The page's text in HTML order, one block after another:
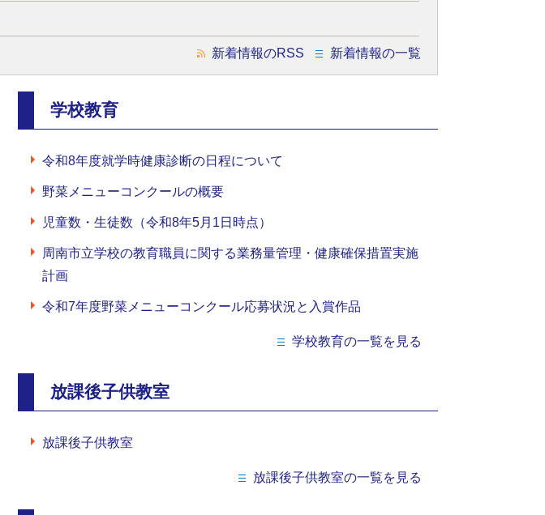
新着情報のRSS 新着情報の一覧
学校教育
令和8年度就学時健康診断の日程について
野菜メニューコンクールの概要
児童数・生徒数（令和8年5月1日時点）
周南市立学校の教育職員に関する業務量管理・健康確保措置実施
計画
令和7年度野菜メニューコンクール応募状況と入賞作品
学校教育の一覧を見る
放課後子供教室
放課後子供教室
放課後子供教室の一覧を見る